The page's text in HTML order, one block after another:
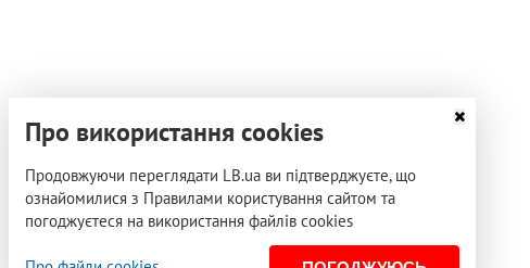
Про використання cookies
Продовжуючи переглядати LB.ua ви підтверджуєте, що
ознайомилися з Правилами користування сайтом та
погоджуєтеся на використання файлів cookies